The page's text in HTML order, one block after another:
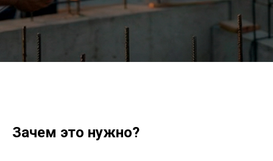
Зачем это нужно?